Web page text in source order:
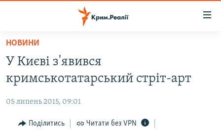
Перейти
основного
матеріалу
Перейти
до
навігації
ВІДЕО ТА ФОТО
ПОЛІТИКА
БЛОГИ
НОВИНИ
У Києві з'явився
кримськотатарський стріт-арт
05 липень 2015, 09:01
Поділитись Читати без VPN